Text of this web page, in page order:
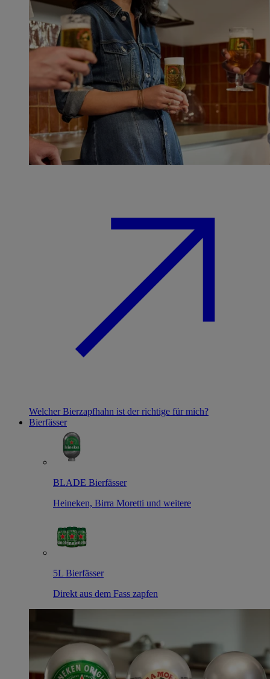
Welcher Bierzapfhahn ist der richtige für mich?
Bierfässer
BLADE Bierfässer
Heineken, Birra Moretti und weitere
5L Bierfässer
Direkt aus dem Fass zapfen